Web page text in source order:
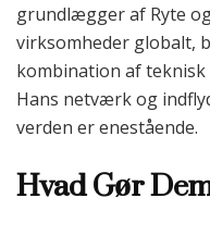
grundlægger af Ryte
virksomheder globalt,
kombination af
Hans netværk og
verden er enestående.
Hvad Gør